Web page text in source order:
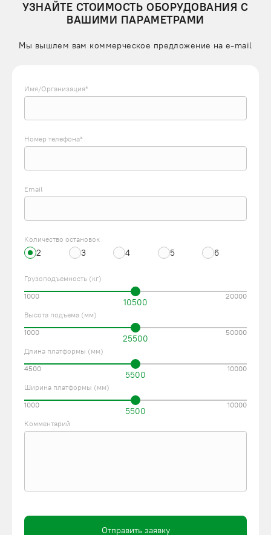
УЗНАЙТЕ СТОИМОСТЬ ОБОРУДОВАНИЯ С
ВАШИМИ ПАРАМЕТРАМИ
Мы вышлем вам коммерческое предложение на e-mail
Имя/Организация*
Номер телефона*
Email
Количество остановок
2 3 4 5 6
Грузоподъемность (кг)
10500
1000 20000
Высота подъема (мм)
25500
1000 50000
Длина платформы (мм)
5500
4500 10000
Ширина платформы (мм)
5500
1000 10000
Комментарий
Отправить заявку